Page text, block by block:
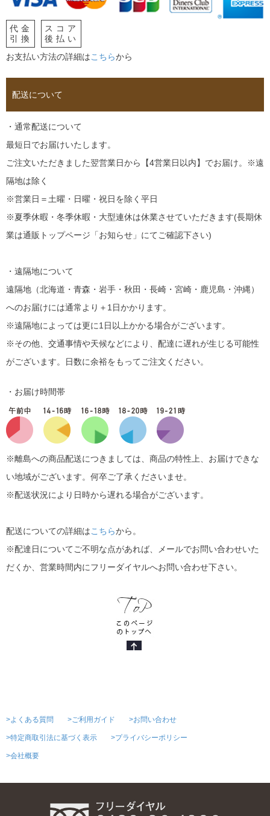
代金
引換
スコア
後払い
お支払い方法の詳細はこちらから
配送について
・通常配送について
最短日でお届けいたします。
ご注文いただきました翌営業日から【4営業日以内】でお届け。※遠
隔地は除く
※営業日＝土曜・日曜・祝日を除く平日
※夏季休暇・冬季休暇・大型連休は休業させていただきます(長期休
業は通販トップページ「お知らせ」にてご確認下さい)
・遠隔地について
遠隔地（北海道・青森・岩手・秋田・長崎・宮崎・鹿児島・沖縄）
へのお届けには通常より＋1日かかります。
※遠隔地によっては更に1日以上かかる場合がございます。
※その他、交通事情や天候などにより、配達に遅れが生じる可能性
がございます。日数に余裕をもってご注文ください。
・お届け時間帯
※離島への商品配送につきましては、商品の特性上、お届けできな
い地域がございます。何卒ご了承くださいませ。
※配送状況により日時から遅れる場合がございます。
配送についての詳細はこちらから。
※配達日についてご不明な点があれば、メールでお問い合わせいた
だくか、営業時間内にフリーダイヤルへお問い合わせ下さい。
>よくある質問 >ご利用ガイド >お問い合わせ
>特定商取引法に基づく表示 >プライバシーポリシー
>会社概要